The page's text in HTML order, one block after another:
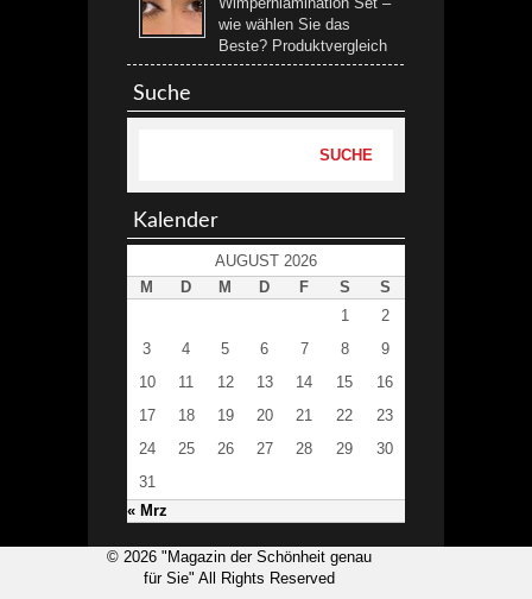
wie wählen Sie das
Beste? Produktvergleich
Suche
Kalender
AUGUST 2026
M
D M D F S S
« Mrz
1
2
3
4 5 6 7 8
9
10
11 12 13 14 15
16
17
18 19 20 21 22
23
24
25 26 27 28 29
30
31
© 2026 "Magazin der Schönheit genau
für Sie" All Rights Reserved